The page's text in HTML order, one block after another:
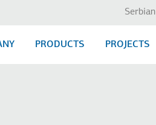
Serbian
PRODUCTS PROJECTS